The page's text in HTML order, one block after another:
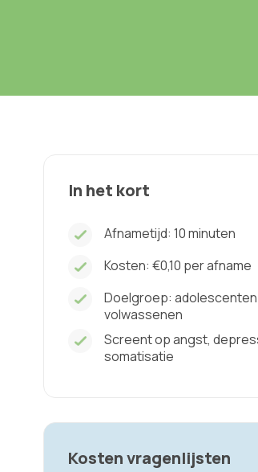
In het kort
Afnametijd: 10 minuten
Kosten: €0,10 per afname
Doelgroep: adolescenten
volwassenen
Screent op angst,
somatisatie
Kosten vragenlijsten